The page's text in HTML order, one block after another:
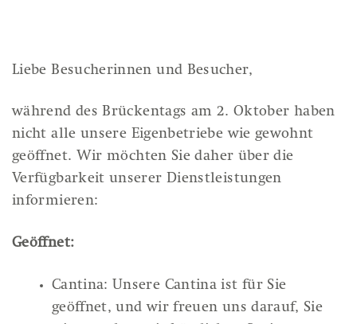
Liebe Besucherinnen und Besucher,
während des Brückentags am 2. Oktober haben
nicht alle unsere Eigenbetriebe wie gewohnt
geöffnet. Wir möchten Sie daher über die
Verfügbarkeit unserer Dienstleistungen
informieren:
Geöffnet:
Cantina: Unsere Cantina ist für Sie
geöffnet, und wir freuen uns darauf, Sie